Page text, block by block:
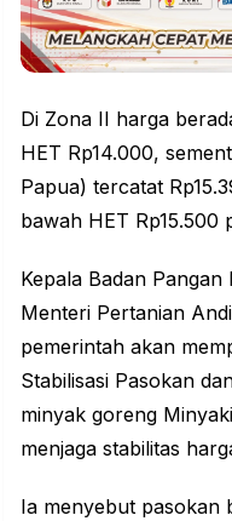
Di Zona II harga
HET Rp14.000,
Papua) tercatat
bawah HET Rp15.500
Kepala Badan
Menteri Pertanian
pemerintah akan
Stabilisasi Pasokan
minyak goreng
menjaga stabilitas
Ia menyebut pasokan